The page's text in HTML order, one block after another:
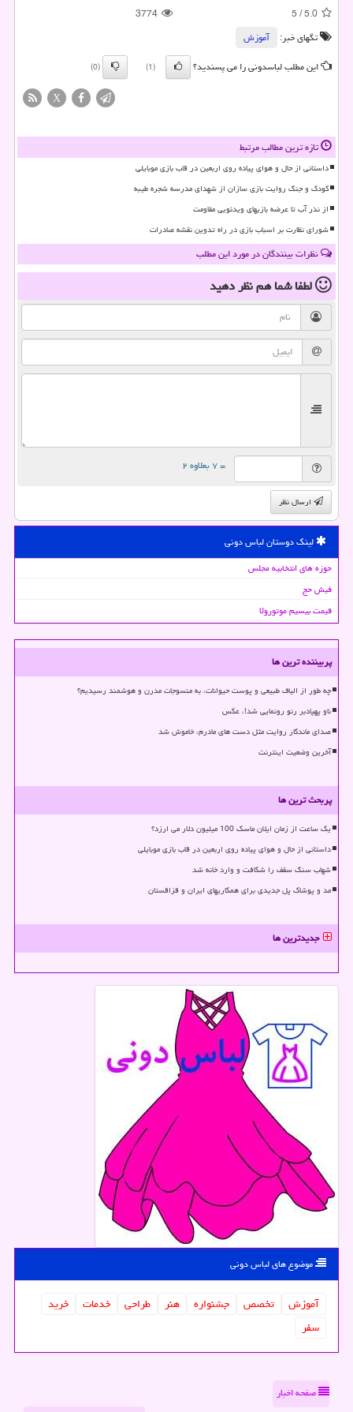
5.0
/
5
3774
تگهای خبر:
آموزش
این مطلب لباسدونی را می پسندید؟
(1)
(0)
X
تازه ترین مطالب مرتبط
داستانی از حال و هوای پیاده روی اربعین در قاب بازی موبایلی
کودک و جنگ روایت بازی سازان از شهدای مدرسه شجره طیبه
از نذر آب تا عرضه بازیهای ویدئویی مقاومت
شورای نظارت بر اسباب بازی در راه تدوین نقشه صادرات
نظرات بینندگان در مورد این مطلب
لطفا شما همنظر دهید
= ۷ بعلاوه ۲
ارسال نظر
لینک دوستان لباس دونی
حوزه های انتخابیه مجلس
فیش حج
قیمت بیسیم موتورولا
پربیننده ترین ها
چه طور از الیاف طبیعی و پوست حیوانات، به منسوجات مدرن و هوشمند رسیدیم؟
ناو پهپادبر رنو رونمایی شد!، عکس
صدای ماندگار روایت مثل دست های مادرم، خاموش شد
آخرین وضعیت اینترنت
پربحث ترین ها
یک ساعت از زمان ایلان ماسک 100 میلیون دلار می ارزد؟
داستانی از حال و هوای پیاده روی اربعین در قاب بازی موبایلی
شهاب سنگ سقف را شکافت و وارد خانه شد
مد و پوشاک پل جدیدی برای همکاریهای ایران و قزاقستان
جدیدترین ها
موضوع های لباس دونی
آموزش تخصص جشنواره هنر طراحی خدمات
خرید
سفر
صفحه اخبار